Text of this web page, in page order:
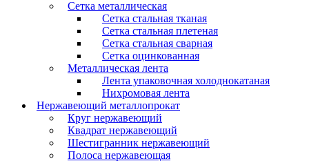
Сетка металлическая
Сетка стальная тканая
Сетка стальная плетеная
Сетка стальная сварная
Сетка оцинкованная
Металлическая лента
Лента упаковочная холоднокатаная
Нихромовая лента
Нержавеющий металлопрокат
Круг нержавеющий
Квадрат нержавеющий
Шестигранник нержавеющий
Полоса нержавеющая